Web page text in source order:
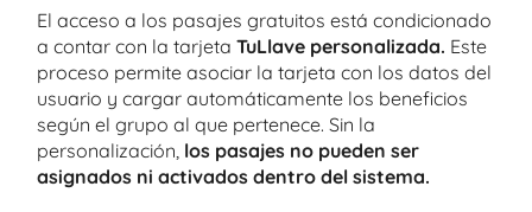
El acceso a los pasajes gratuitos está condicionado
a contar con la tarjeta TuLlave personalizada. Este
proceso permite asociar la tarjeta con los datos del
usuario y cargar automáticamente los beneficios
según el grupo al que pertenece. Sin la
personalización, los pasajes no pueden ser
asignados ni activados dentro del sistema.